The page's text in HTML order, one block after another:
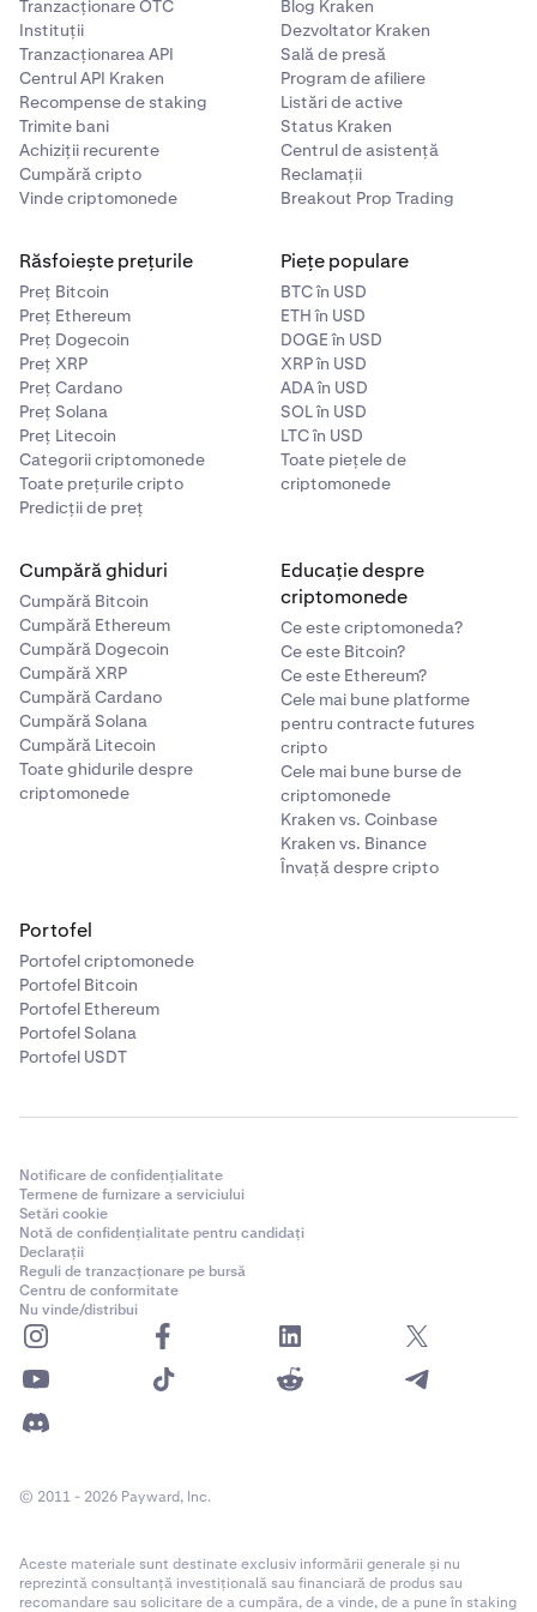
5
Confirmă adresa ta actuală.
Dacă adresa ta s-a schimbat față de cea afișată în
aplicație sau necesită verificare, este posibil să fie
nevoie să încarci un nou document justificativ de
adresă.
Tranzacționare OTC
Instituții
Tranzacționarea API
Centrul API Kraken
Recompense de staking
Trimite bani
Achiziții recurente
Cumpără cripto
Vinde criptomonede
Blog Kraken
Dezvoltator Kraken
Sală de presă
Program de afiliere
Listări de active
Status Kraken
Centrul de asistență
Reclamații
Breakout Prop Trading
Răsfoiește prețurile
Preț Bitcoin
Preț Ethereum
Preț Dogecoin
Preț XRP
Preț Cardano
Preț Solana
Preț Litecoin
Categorii criptomonede
Toate prețurile cripto
Predicții de preț
Piețe populare
BTC în USD
ETH în USD
DOGE în USD
XRP în USD
ADA în USD
SOL în USD
LTC în USD
Toate piețele de
criptomonede
Cumpără ghiduri
Cumpără Bitcoin
Cumpără Ethereum
Cumpără Dogecoin
Cumpără XRP
Cumpără Cardano
Cumpără Solana
Cumpără Litecoin
Toate ghidurile despre
criptomonede
Educație despre
criptomonede
Ce este criptomoneda?
Ce este Bitcoin?
Ce este Ethereum?
Cele mai bune platforme
pentru contracte futures
cripto
Cele mai bune burse de
criptomonede
Kraken vs. Coinbase
Kraken vs. Binance
Învață despre cripto
Portofel
Portofel criptomonede
Portofel Bitcoin
Portofel Ethereum
Portofel Solana
Portofel USDT
Notificare de confidențialitate
Termene de furnizare a serviciului
Setări cookie
Notă de confidențialitate pentru candidați
Declarații
Reguli de tranzacționare pe bursă
Centru de conformitate
Nu vinde/distribui
© 2011 - 2026 Payward, Inc.
Aceste materiale sunt destinate exclusiv informării generale și nu
reprezintă consultanță investițională sau financiară de produs sau
recomandare sau solicitare de a cumpăra, de a vinde, de a pune în staking